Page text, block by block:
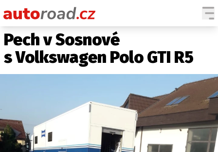
AUTA
TESTY AUT
NOVINKY
SPY
ZAJÍMAVOSTI
TECHNIKA
Pech v Sosnové
s Volkswagen Polo GTI R5